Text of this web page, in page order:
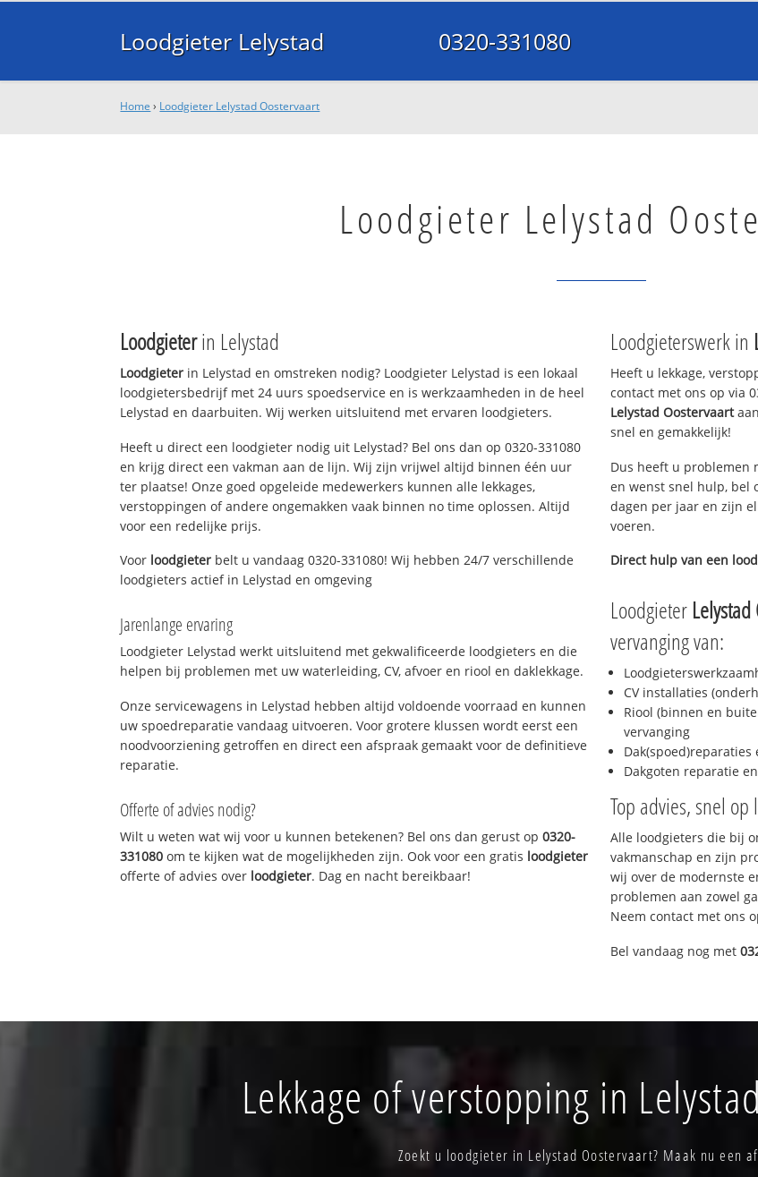
Loodgieter Lelystad 0320-331080
Home › Loodgieter Lelystad Oostervaart
Loodgieter Lelystad
Loodgieterin Lelystad
Loodgieter in Lelystad en omstreken nodig? Loodgieter Lelystad is een lokaal
loodgietersbedrijf met 24 uurs spoedservice en is werkzaamheden in de heel
Lelystad en daarbuiten. Wij werken uitsluitend met ervaren loodgieters.
Heeft u direct een loodgieter nodig uit Lelystad? Bel ons dan op 0320-331080
en krijg direct een vakman aan de lijn. Wij zijn vrijwel altijd binnen één uur
ter plaatse! Onze goed opgeleide medewerkers kunnen alle lekkages,
verstoppingen of andere ongemakken vaak binnen no time oplossen. Altijd
voor een redelijke prijs.
Voor loodgieter belt u vandaag 0320-331080! Wij hebben 24/7 verschillende
loodgieters actief in Lelystad en omgeving
Jarenlange ervaring
Loodgieter Lelystad werkt uitsluitend met gekwalificeerde loodgieters en die
helpen bij problemen met uw waterleiding, CV, afvoer en riool en daklekkage.
Onze servicewagens in Lelystad hebben altijd voldoende voorraad en kunnen
uw spoedreparatie vandaag uitvoeren. Voor grotere klussen wordt eerst een
noodvoorziening getroffen en direct een afspraak gemaakt voor de definitieve
reparatie.
Offerte of advies nodig?
Wilt u weten wat wij voor u kunnen betekenen? Bel ons dan gerust op0320-
331080 om te kijken wat de mogelijkheden zijn. Ook voor een gratis loodgieter
offerte of advies over loodgieter. Dag en nacht bereikbaar!
Loodgieterswerk in
Heeft u lekkage,
contact met ons op via
Lelystad Oostervaart
snel en gemakkelijk!
Dus heeft u problemen
en wenst snel hulp, bel
dagen per jaar en zijn
voeren.
Direct hulp van een
Loodgieter
vervanging van:
CV installaties
Riool (binnen en
vervanging
Dakgoten reparatie
Top advies, snel op
Alle loodgieters die bij
vakmanschap en zijn
wij over de modernste
problemen aan zowel
Neem contact met ons
Bel vandaag nog met
Lekkage of verstopping in
Zoekt u loodgieter in Lelystad Oostervaart? Maak nu een